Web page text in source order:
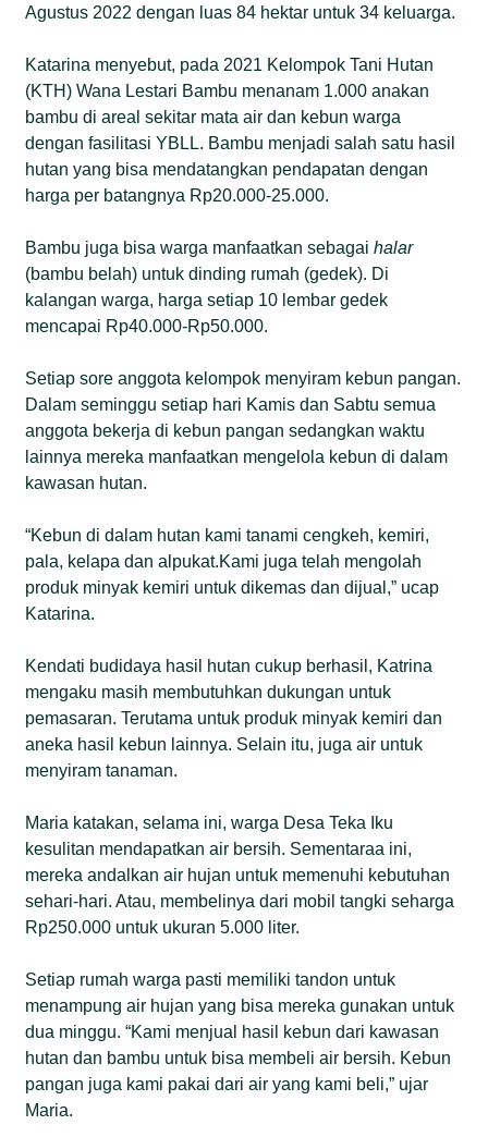
Agustus 2022 dengan luas 84 hektar untuk 34 keluarga.
Katarina menyebut, pada 2021 Kelompok Tani Hutan
(KTH) Wana Lestari Bambu menanam 1.000 anakan
bambu di areal sekitar mata air dan kebun warga
dengan fasilitasi YBLL. Bambu menjadi salah satu hasil
hutan yang bisa mendatangkan pendapatan dengan
harga per batangnya Rp20.000-25.000.
Bambu juga bisa warga manfaatkan sebagaihalar
(bambu belah) untuk dinding rumah (gedek). Di
kalangan warga, harga setiap 10 lembar gedek
mencapai Rp40.000-Rp50.000.
Setiap sore anggota kelompok menyiram kebun pangan.
Dalam seminggu setiap hari Kamis dan Sabtu semua
anggota bekerja di kebun pangan sedangkan waktu
lainnya mereka manfaatkan mengelola kebun di dalam
kawasan hutan.
“Kebun di dalam hutan kami tanami cengkeh, kemiri,
pala, kelapa dan alpukat.Kami juga telah mengolah
produk minyak kemiri untuk dikemas dan dijual,” ucap
Katarina.
Kendati budidaya hasil hutan cukup berhasil, Katrina
mengaku masih membutuhkan dukungan untuk
pemasaran. Terutama untuk produk minyak kemiri dan
aneka hasil kebun lainnya. Selain itu, juga air untuk
menyiram tanaman.
Maria katakan, selama ini, warga Desa Teka Iku
kesulitan mendapatkan air bersih. Sementaraa ini,
mereka andalkan air hujan untuk memenuhi kebutuhan
sehari-hari. Atau, membelinya dari mobil tangki seharga
Rp250.000 untuk ukuran 5.000 liter.
Setiap rumah warga pasti memiliki tandon untuk
menampung air hujan yang bisa mereka gunakan untuk
dua minggu. “Kami menjual hasil kebun dari kawasan
hutan dan bambu untuk bisa membeli air bersih. Kebun
pangan juga kami pakai dari air yang kami beli,” ujar
Maria.